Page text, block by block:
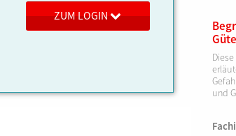
ZUM LOGIN
und